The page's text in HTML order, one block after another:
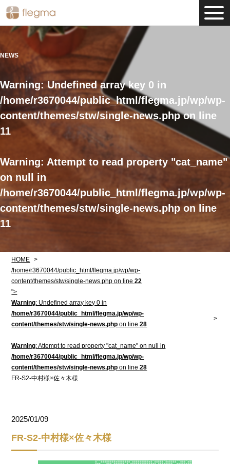
NEWS
Warning: Undefined array key 0 in
/home/r3670044/public_html/flegma.jp/wp/wp-
content/themes/stw/single-news.phpon line
11
Warning: Attempt to read property "cat_name"
on null in
/home/r3670044/public_html/flegma.jp/wp/wp-
content/themes/stw/single-news.phpon line
11
HOME
/home/r3670044/public_html/flegma.jp/wp/wp-
content/themes/stw/single-news.php on line22
">
Warning: Undefined array key 0 in
/home/r3670044/public_html/flegma.jp/wp/wp-
content/themes/stw/single-news.php on line28
Warning: Attempt to read property "cat_name" on null in
/home/r3670044/public_html/flegma.jp/wp/wp-
content/themes/stw/single-news.php on line28
FR-S2-中村様×佐々木様
2025/01/09
FR-S2-中村様×佐々木様